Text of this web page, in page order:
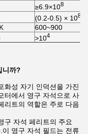
≥6.9×108
(0.2-0.5) × 108
600~900
>104
니까?
화성 자기 인덕션을 가진
터에서 영구 자석으로 사
리트의 역할은 주로 다음
구 자석 페리트의 주요
영구 자석 필드는 전류